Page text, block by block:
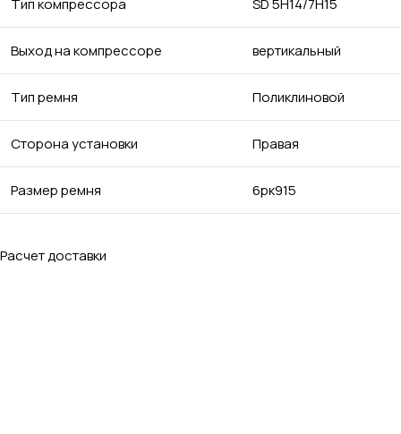
Тип компрессора SD 5H14/7H15
Выход на компрессоре вертикальный
Тип ремня Поликлиновой
Сторона установки Правая
Размер ремня 6рк915
Расчет доставки